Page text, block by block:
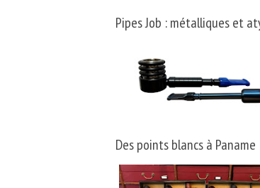
Pipes Job : métalliques et
Des points blancs à Paname